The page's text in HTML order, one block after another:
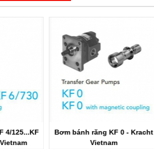
0 - Kracht
Bơm bánh răng KF 32... 80 -
Kracht Vietnam